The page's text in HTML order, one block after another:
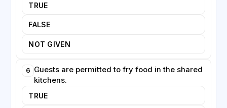
TRUE
FALSE
NOT GIVEN
6 Guests are permitted to fry food in the shared
kitchens.
TRUE